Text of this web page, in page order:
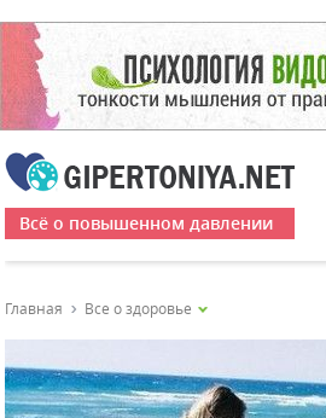
Всё о повышенном давлении
Главная Все о здоровье